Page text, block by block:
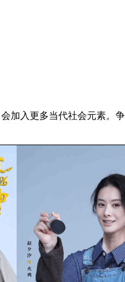
会加入更多当代社会元素